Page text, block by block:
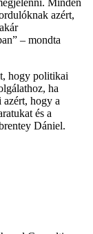
Minden
azért,
– mondta
hogy politikai
ha
azért, hogy a
és a
Dániel.